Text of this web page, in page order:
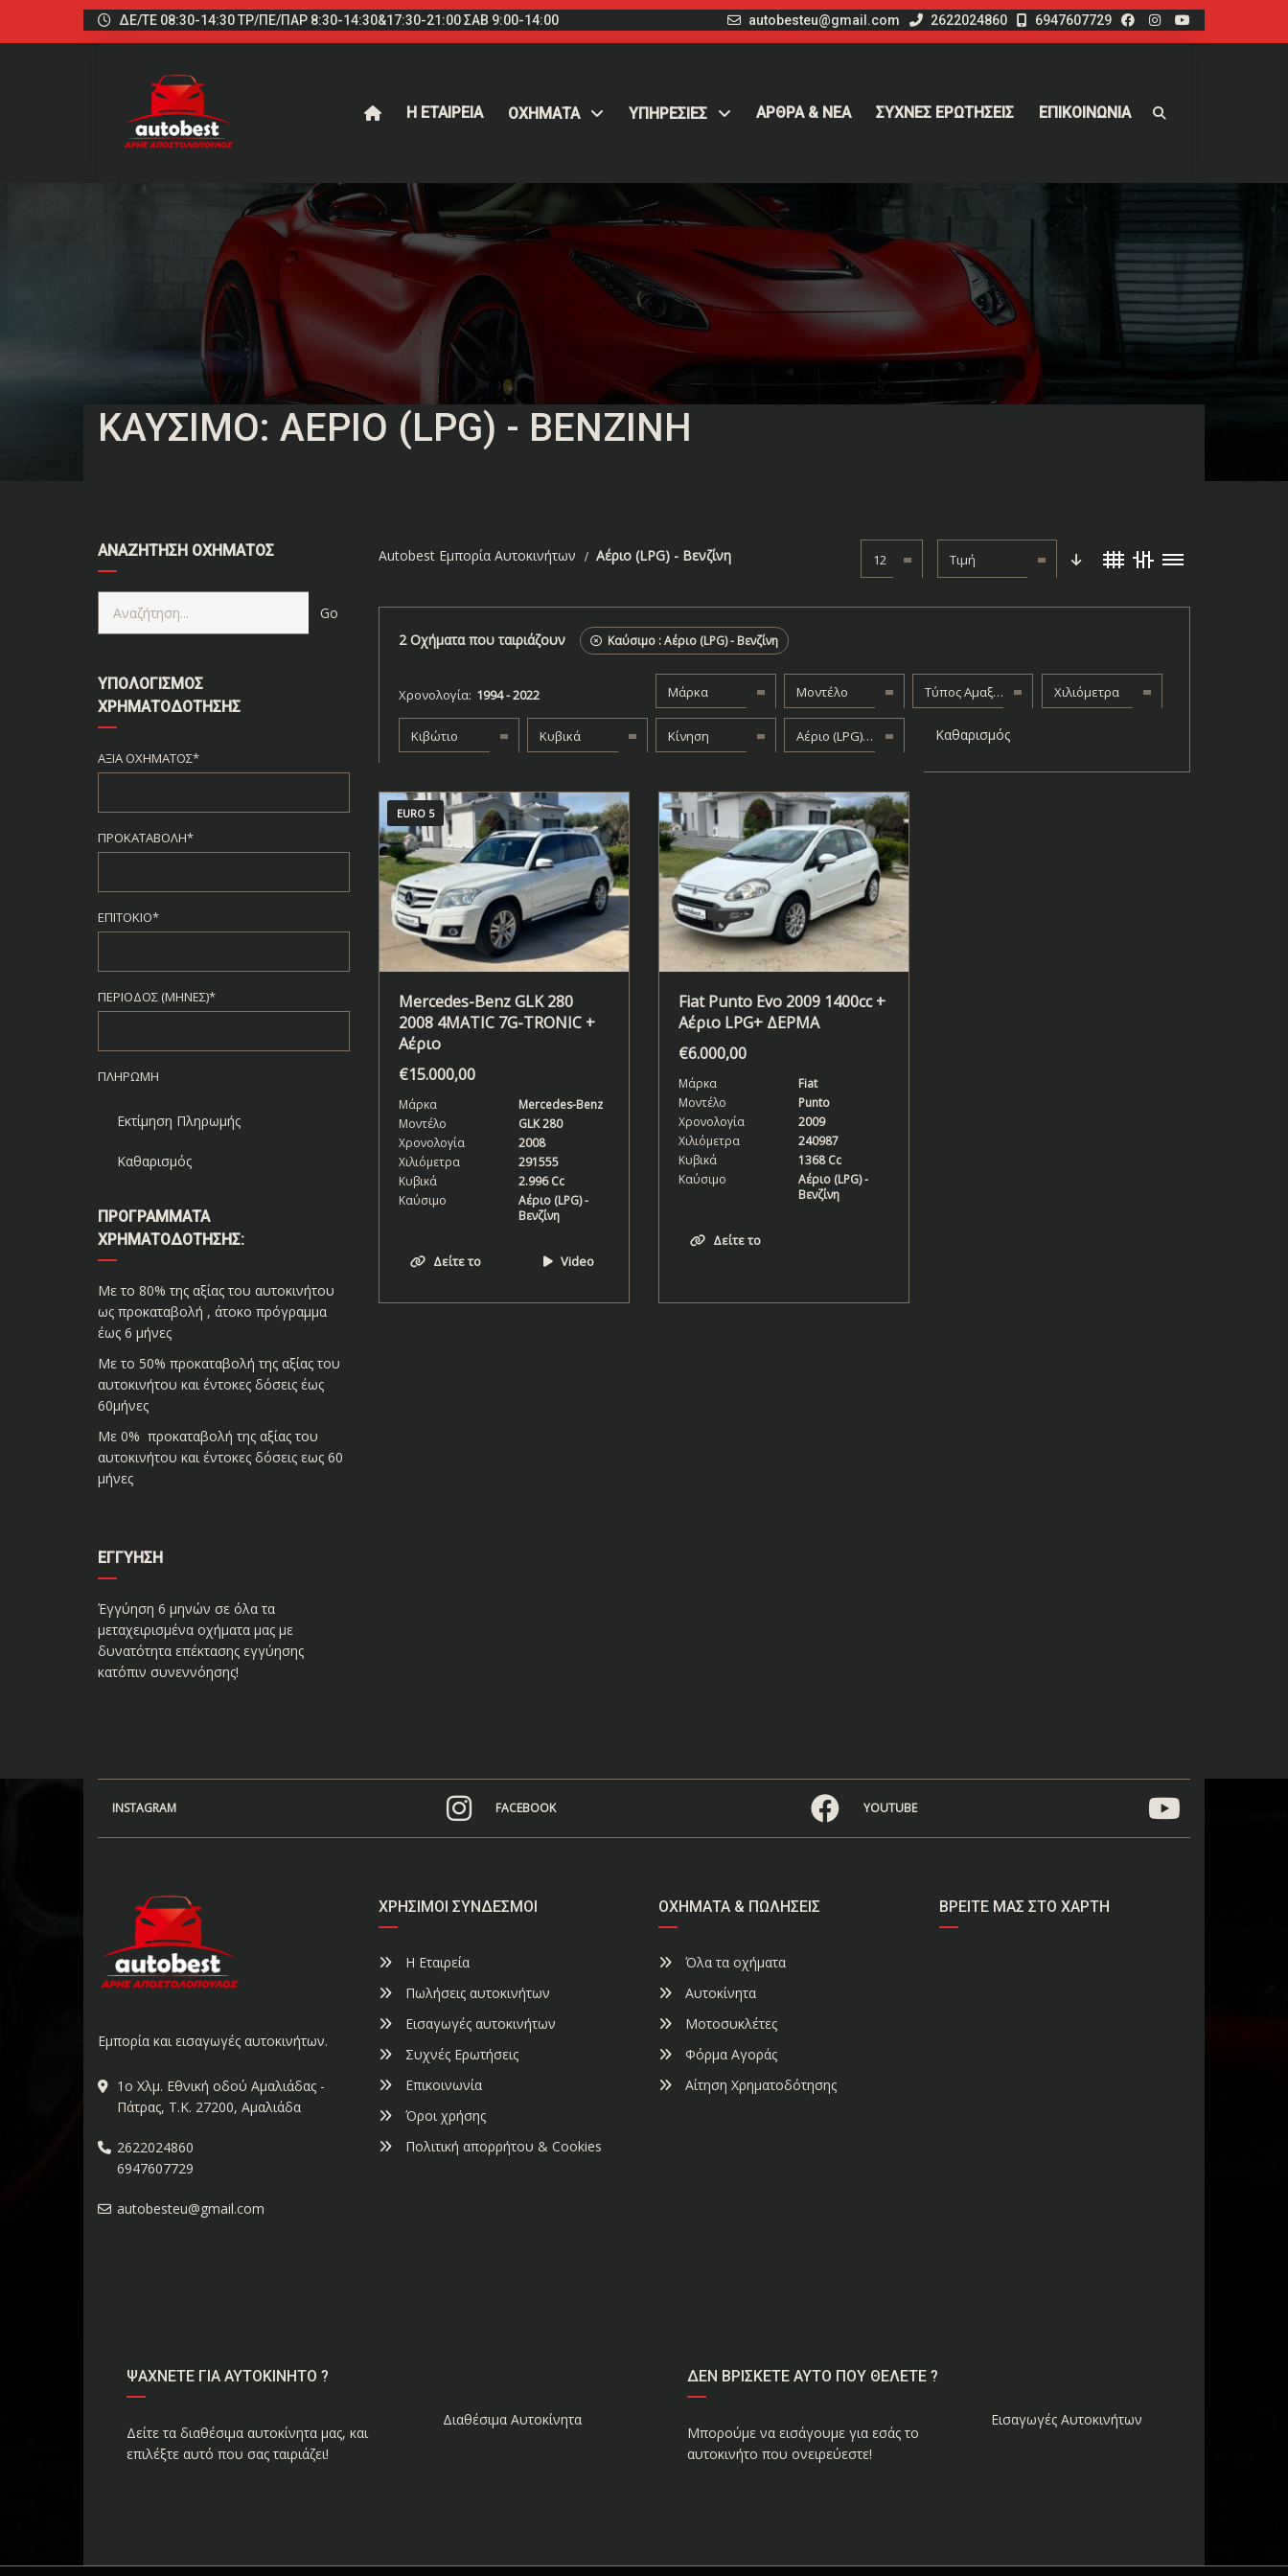
ΔΕ/ΤΕ 08:30-14:30 ΤΡ/ΠΕ/ΠΑΡ 8:30-14:30&17:30-21:00 ΣΑΒ 9:00-14:00 autobesteu@gmail.com 2622024860 6947607729
Η ΕΤΑΙΡΕΙΑ ΟΧΉΜΑΤΑ ΥΠΗΡΕΣΙΕΣ ΑΡΘΡΑ & ΝΕΑ ΣΥΧΝΕΣ ΕΡΩΤΗΣΕΙΣ ΕΠΙΚΟΙΝΩΝΙΑ
ΚΑΎΣΙΜΟ: ΑΈΡΙΟ (LPG) - ΒΕΝΖΊΝΗ
ΑΝΑΖΉΤΗΣΗ ΟΧΉΜΑΤΟΣ
ΥΠΟΛΟΓΙΣΜΌΣ
ΧΡΗΜΑΤΟΔΌΤΗΣΗΣ
ΑΞΊΑ ΟΧΉΜΑΤΟΣ*
ΠΡΟΚΑΤΑΒΟΛΉ*
ΕΠΙΤΌΚΙΟ*
ΠΕΡΊΟΔΟΣ (ΜΉΝΕΣ)*
ΠΛΗΡΩΜΉ
Εκτίμηση Πληρωμής
Καθαρισμός
ΠΡΟΓΡΆΜΜΑΤΑ
ΧΡΗΜΑΤΟΔΌΤΗΣΗΣ:
Με το 80% της αξίας του αυτοκινήτου
ως προκαταβολή , άτοκο πρόγραμμα
έως 6 μήνες
Με το 50% προκαταβολή της αξίας του
αυτοκινήτου και έντοκες δόσεις έως
60μήνες
Με 0% προκαταβολή της αξίας του
αυτοκινήτου και έντοκες δόσεις εως 60
μήνες
ΕΓΓΎΗΣΗ
Έγγύηση 6 μηνών σε όλα τα
μεταχειρισμένα οχήματα μας με
δυνατότητα επέκτασης εγγύησης
κατόπιν συνεννόησης!
Autobest Εμπορία Αυτοκινήτων Αέριο (LPG) - Βενζίνη 12 Τιμή
2 Οχήματα που ταιριάζουν Καύσιμο :Αέριο (LPG) - Βενζίνη
Χρονολογία: Μάρκα Μοντέλο Τύπος Αμαξώματος Χιλιόμετρα
Κιβώτιο Κυβικά Κίνηση Αέριο (LPG) - Βενζίνη Καθαρισμός
EURO 5
Mercedes-Benz GLK 280
2008 4MATIC 7G-TRONIC +
Aέριο
€15.000,00
Μάρκα
Mercedes-Benz
Μοντέλο
GLK 280
Χρονολογία
2008
Χιλιόμετρα
291555
Κυβικά
2.996 Cc
Καύσιμο
Αέριο (LPG) -
Βενζίνη
Δείτε το Video
Fiat Punto Evo 2009 1400cc +
Αέριο LPG+ ΔΕΡΜΑ
€6.000,00
Μάρκα
Fiat
Μοντέλο
Punto
Χρονολογία
2009
Χιλιόμετρα
240987
Κυβικά
1368 Cc
Καύσιμο
Αέριο (LPG) -
Βενζίνη
Δείτε το
INSTAGRAM FACEBOOK YOUTUBE
Εμπορία και εισαγωγές αυτοκινήτων.
1ο Χλμ. Εθνική οδού Αμαλιάδας -
Πάτρας, Τ.Κ. 27200, Αμαλιάδα
2622024860
6947607729
autobesteu@gmail.com
ΧΡΉΣΙΜΟΙ ΣΎΝΔΕΣΜΟΙ
Η Εταιρεία
Πωλήσεις αυτοκινήτων
Εισαγωγές αυτοκινήτων
Συχνές Ερωτήσεις
Επικοινωνία
Όροι χρήσης
Πολιτική απορρήτου & Cookies
ΟΧΉΜΑΤΑ & ΠΩΛΉΣΕΙΣ
Όλα τα οχήματα
Αυτοκίνητα
Μοτοσυκλέτες
Φόρμα Αγοράς
Αίτηση Χρηματοδότησης
ΒΡΕΊΤΕ ΜΑΣ ΣΤΟ ΧΆΡΤΗ
ΨΑΧΝΕΤΕ ΓΙΑ ΑΥΤΟΚΙΝΗΤΟ ?
Δείτε τα διαθέσιμα αυτοκίνητα μας, και
επιλέξτε αυτό που σας ταιριάζει!
Διαθέσιμα Αυτοκίνητα
ΔΕΝ ΒΡΙΣΚΕΤΕ ΑΥΤΟ ΠΟΥ ΘΕΛΕΤΕ ?
Μπορούμε να εισάγουμε για εσάς το
αυτοκινήτο που ονειρεύεστε!
Εισαγωγές Αυτοκινήτων